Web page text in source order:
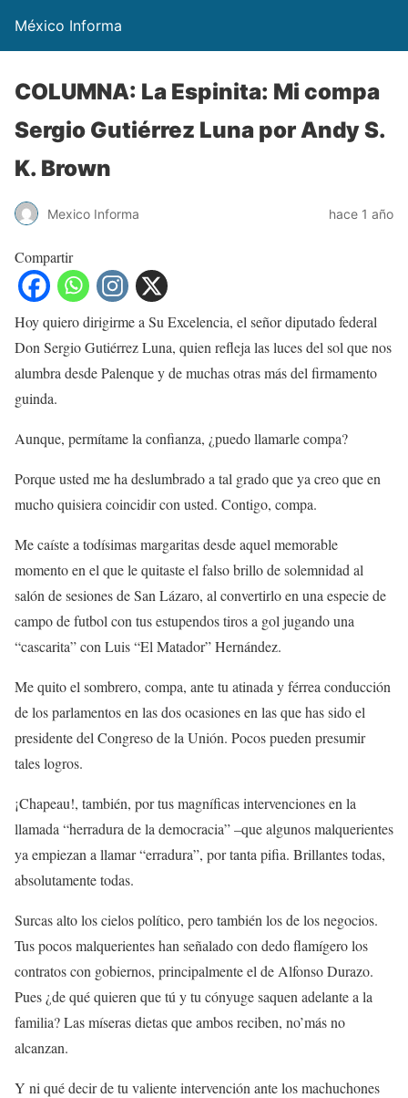
México Informa
COLUMNA: La Espinita: Mi compa
Sergio Gutiérrez Luna por Andy S.
K. Brown
Mexico Informa hace 1 año
Compartir
Hoy quiero dirigirme a Su Excelencia, el señor diputado federal
Don Sergio Gutiérrez Luna, quien refleja las luces del sol que nos
alumbra desde Palenque y de muchas otras más del firmamento
guinda.
Aunque, permítame la confianza, ¿puedo llamarle compa?
Porque usted me ha deslumbrado a tal grado que ya creo que en
mucho quisiera coincidir con usted. Contigo, compa.
Me caíste a todísimas margaritas desde aquel memorable
momento en el que le quitaste el falso brillo de solemnidad al
salón de sesiones de San Lázaro, al convertirlo en una especie de
campo de futbol con tus estupendos tiros a gol jugando una
“cascarita” con Luis “El Matador” Hernández.
Me quito el sombrero, compa, ante tu atinada y férrea conducción
de los parlamentos en las dos ocasiones en las que has sido el
presidente del Congreso de la Unión. Pocos pueden presumir
tales logros.
¡Chapeau!, también, por tus magníficas intervenciones en la
llamada “herradura de la democracia” –que algunos malquerientes
ya empiezan a llamar “erradura”, por tanta pifia. Brillantes todas,
absolutamente todas.
Surcas alto los cielos político, pero también los de los negocios.
Tus pocos malquerientes han señalado con dedo flamígero los
contratos con gobiernos, principalmente el de Alfonso Durazo.
Pues ¿de qué quieren que tú y tu cónyuge saquen adelante a la
familia? Las míseras dietas que ambos reciben, no’más no
alcanzan.
Y ni qué decir de tu valiente intervención ante los machuchones